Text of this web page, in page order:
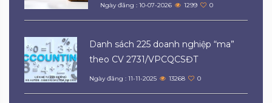
Ngày đăng : 10-07-2026 1299 0
Danh sách 225 doanh nghiệp “ma”
theo CV 2731/VPCQCSĐT
Ngày đăng : 11-11-2025 13268 0